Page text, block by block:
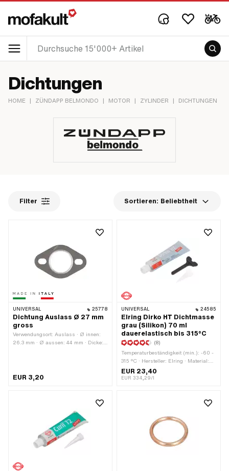
Dichtungen
HOME | ZÜNDAPP BELMONDO | MOTOR | ZYLINDER | DICHTUNGEN
Filter Sortieren: Beliebtheit
UNIVERSAL 25778
Dichtung Auslass Ø 27 mm
gross
Verwendungsort: Auslass · Ø innen:
26.3 mm · Ø aussen: 44 mm · Dicke:
Befestigungspunkte: 2 Stk. ·
EUR 3,20
UNIVERSAL 24585
Elring Dirko HT Dichtmasse
grau (Silikon) 70 ml
dauerelastisch bis 315°C
(8)
Temperaturbeständigkeit (min.): -60 -
315 °C · Hersteller: Elring · Material:
Silikon · Inhalt: 70 ml · Farbe: grau ·
Gefahrenhinweis: Schädigt die Organe
EUR 23,40
EUR 334,29/l